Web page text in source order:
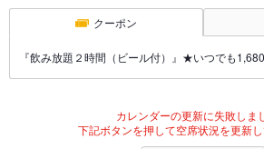
クーポン
『飲み放題２時間（ビール付）』★いつでも
カレンダーの更新に失敗しま
下記ボタンを押して空席状況を更新し